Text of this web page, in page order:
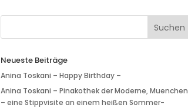
Neueste Beiträge
Anina Toskani – Happy Birthday –
Anina Toskani – Pinakothek der Moderne, Muenchen
– eine Stippvisite an einem heißen Sommer-